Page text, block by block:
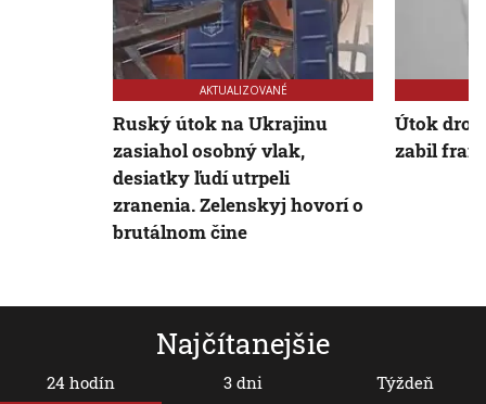
Najčítanejšie
24 hodín 3 dni Týždeň
AKTUALIZOVANÉ
Ruský útok na Ukrajinu
zasiahol osobný vlak,
desiatky ľudí utrpeli
zranenia. Zelenskyj hovorí o
brutálnom čine
Útok
zabil